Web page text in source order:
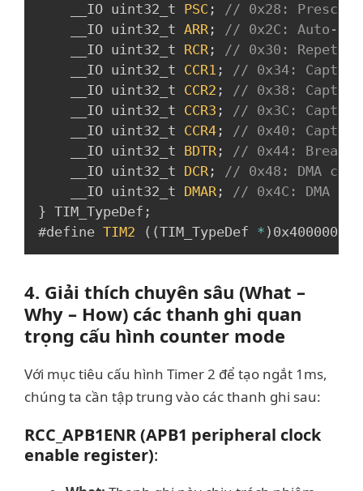
    __IO uint32_t
PSC ;
// 0x28:
    __IO uint32_t
ARR ;
// 0x2C: Auto-
    __IO uint32_t
RCR ;
// 0x30:
    __IO uint32_t
CCR1 ;
// 0x34:
    __IO uint32_t
CCR2 ;
// 0x38:
    __IO uint32_t
CCR3 ;
// 0x3C:
    __IO uint32_t
CCR4 ;
// 0x40:
    __IO uint32_t
BDTR ;
// 0x44: Break
    __IO uint32_t
DCR ;
// 0x48: DMA
    __IO uint32_t
DMAR ;
// 0x4C: DMA
} TIM_TypeDef ;
#define TIM2 ( (TIM_TypeDef * )
4. Giải thích chuyên sâu (What –
Why – How) các thanh ghi quan
trọng cấu hình counter mode
Với mục tiêu cấu hình Timer 2 để tạo ngắt 1ms,
chúng ta cần tập trung vào các thanh ghi sau:
RCC_APB1ENR (APB1 peripheral clock
enable register):